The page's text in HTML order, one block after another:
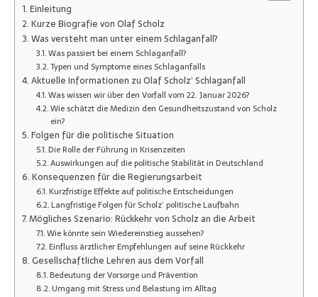
Einleitung
Kurze Biografie von Olaf Scholz
Was versteht man unter einem Schlaganfall?
Was passiert bei einem Schlaganfall?
Typen und Symptome eines Schlaganfalls
Aktuelle Informationen zu Olaf Scholz’ Schlaganfall
Was wissen wir über den Vorfall vom 22. Januar 2026?
Wie schätzt die Medizin den Gesundheitszustand von Scholz
ein?
Folgen für die politische Situation
Die Rolle der Führung in Krisenzeiten
Auswirkungen auf die politische Stabilität in Deutschland
Konsequenzen für die Regierungsarbeit
Kurzfristige Effekte auf politische Entscheidungen
Langfristige Folgen für Scholz’ politische Laufbahn
Mögliches Szenario: Rückkehr von Scholz an die Arbeit
Wie könnte sein Wiedereinstieg aussehen?
Einfluss ärztlicher Empfehlungen auf seine Rückkehr
Gesellschaftliche Lehren aus dem Vorfall
Bedeutung der Vorsorge und Prävention
Umgang mit Stress und Belastung im Alltag